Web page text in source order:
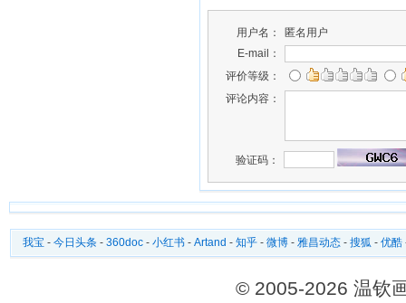
用户名：
匿名用户
E-mail：
评价等级：
评论内容：
验证码：
我宝 - 今日头条 - 360doc - 小红书 - Artand - 知乎 - 微博 - 雅昌动态 - 搜狐 - 优酷
© 2005-2026 温钦